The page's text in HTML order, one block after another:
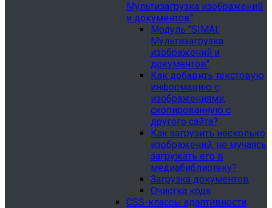
Мультизагрузка изображений
и документов"
Модуль "SIMAI:
Мультизагрузка
изображений и
документов"
Как добавить текстовую
информацию с
изображениями,
скопированную с
другого сайта?
Как загрузить несколько
изображений, не мучаясь
загружать его в
медиабиблиотеку?
Загрузка документов
Очистка кода
CSS-классы адаптивности